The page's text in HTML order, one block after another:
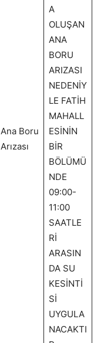
Ana Boru
Arızası
A
OLUŞAN
ANA
BORU
ARIZASI
NEDENİY
LE FATİH
MAHALL
ESİNİN
BİR
BÖLÜMÜ
NDE
09:00-
11:00
SAATLE
Rİ
ARASIN
DA SU
KESİNTİ
Sİ
UYGULA
NACAKTI